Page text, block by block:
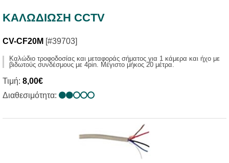
ΚΑΛΩΔΙΩΣΗ CCTV
CV-CF20M [#39703]
Kαλώδιο τροφοδοσίας και μεταφοράς σήματος για 1 κάμερα και ήχο με
βιδωτούς συνδέσμους με 4pin. Μέγιστο μήκος 20 μέτρα.
Τιμή: 8,00€
Διαθεσιμότητα: